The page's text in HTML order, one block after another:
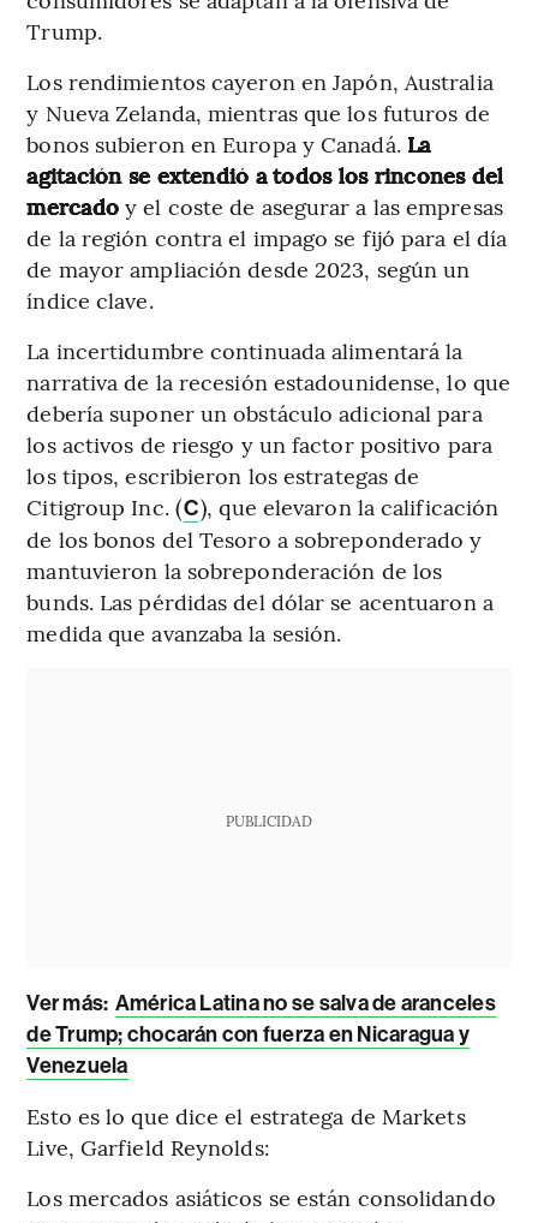
Trump.
Los rendimientos cayeron en Japón, Australia
y Nueva Zelanda, mientras que los futuros de
bonos subieron en Europa y Canadá. La
agitación se extendió a todos los rincones del
mercado y el coste de asegurar a las empresas
de la región contra el impago se fijó para el día
de mayor ampliación desde 2023, según un
índice clave.
La incertidumbre continuada alimentará la
narrativa de la recesión estadounidense, lo que
debería suponer un obstáculo adicional para
los activos de riesgo y un factor positivo para
los tipos, escribieron los estrategas de
Citigroup Inc. (C), que elevaron la calificación
de los bonos del Tesoro a sobreponderado y
mantuvieron la sobreponderación de los
bunds. Las pérdidas del dólar se acentuaron a
medida que avanzaba la sesión.
PUBLICIDAD
Ver más: América Latina no se salva de aranceles
de Trump; chocarán con fuerza en Nicaragua y
Venezuela
Esto es lo que dice el estratega de Markets
Live, Garfield Reynolds:
Los mercados asiáticos se están consolidando